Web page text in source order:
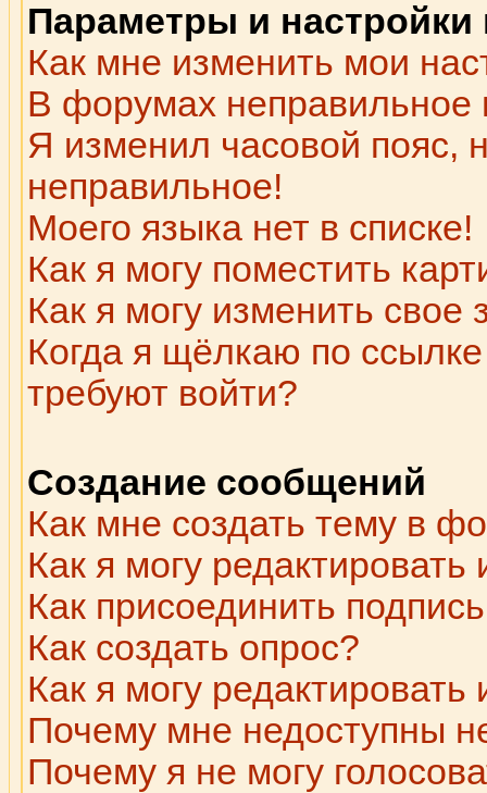
Параметры и настройки
Как мне изменить мои
В форумах неправильное
Я изменил часовой пояс,
неправильное!
Моего языка нет в списке!
Как я могу поместить
Как я могу изменить свое
Когда я щёлкаю по
требуют войти?
Создание сообщений
Как мне создать тему в
Как я могу
Как присоединить
Как создать опрос?
Как я могу
Почему мне недоступны
Почему я не могу